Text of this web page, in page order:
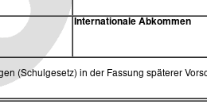
Internationale Abkommen
(Schulgesetz) in der Fassung späterer